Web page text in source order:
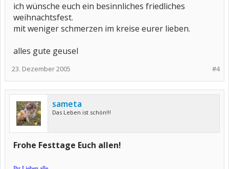
ich wünsche euch ein besinnliches friedliches
weihnachtsfest.
mit weniger schmerzen im kreise eurer lieben.
alles gute geusel
#4
23. Dezember 2005
sameta
Das Leben ist schön!!!
Frohe Festtage Euch allen!